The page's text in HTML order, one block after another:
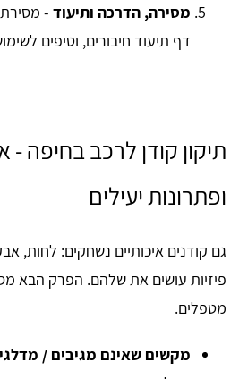
מסירה, הדרכה ותיעוד -
דף תיעוד חיבורים, וטיפים
תיקון קודן לרכב בחיפה -
ופתרונות יעילים
גם קודנים איכותיים נשחקים: לחות,
פיזיות עושים את שלהם. הפרק הבא
מטפלים.
מקשים שאינם מגיבים /